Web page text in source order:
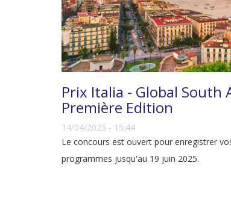
Prix Italia - Global South
Première Edition
14/04/2025 - 15:44
Le concours est ouvert pour enregistrer
programmes jusqu'au 19 juin 2025.